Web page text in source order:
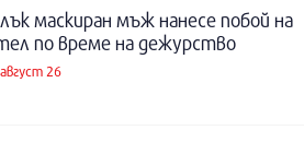
маскиран мъж нанесе побой на
по време на дежурство
26